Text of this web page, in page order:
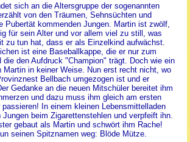
sich an die Altersgruppe der sogenannten
von den Träumen, Sehnsüchten und
Pubertät kommenden Jungen. Martin ist zwölf,
für sein Alter und vor allem viel zu still, was
zu tun hat, dass er als Einzelkind aufwächst.
ist eine Baseballkappe, die er nur zum
die den Aufdruck "Champion" trägt. Doch wie ein
Martin in keiner Weise. Nun erst recht nicht, wo
Bellbach umgezogen ist und er
Gedanke an die neuen Mitschüler bereitet ihm
und dazu muss ihm gleich am ersten
In einem kleinen Lebensmittelladen
beim Zigarettenstehlen und verpfeift ihn.
gebaut als Martin und schwört ihm Rache!
seinen Spitznamen weg: Blöde Mütze.